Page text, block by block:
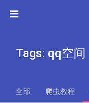
Tags: qq空间
全部 爬虫教程